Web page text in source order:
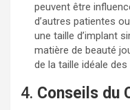
peuvent être
d’autres patientes
une taille d’implant
matière de beauté
de la taille idéale
4. Conseils du